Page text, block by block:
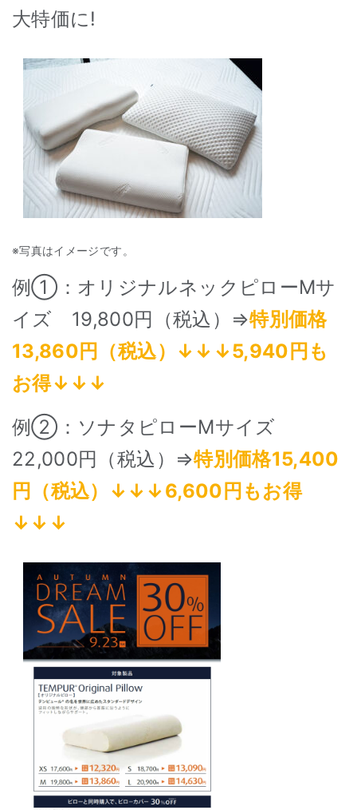
大特価に!
※写真はイメージです。
例①：オリジナルネックピローMサ
イズ 19,800円（税込）⇒特別価格
13,860円（税込）↓↓↓5,940円も
お得↓↓↓
例②：ソナタピローMサイズ
22,000円（税込）⇒特別価格15,400
円（税込）↓↓↓6,600円もお得
↓↓↓